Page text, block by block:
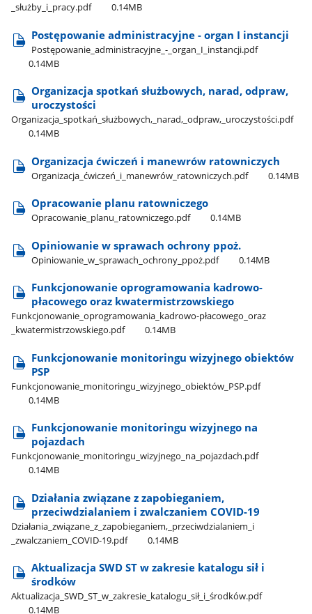
_służby​_i​_pracy.pdf
0.14MB
Postępowanie administracyjne - organ I instancji
Postępowanie​_administracyjne​_-​_organ​_I​_instancji.pdf
0.14MB
Organizacja spotkań służbowych, narad, odpraw,
uroczystości
Organizacja​_spotkań​_służbowych,​_narad,​_odpraw,​_uroczystości.pdf
0.14MB
Organizacja ćwiczeń i manewrów ratowniczych
Organizacja​_ćwiczeń​_i​_manewrów​_ratowniczych.pdf 0.14MB
Opracowanie planu ratowniczego
Opracowanie​_planu​_ratowniczego.pdf 0.14MB
Opiniowanie w sprawach ochrony ppoż.
Opiniowanie​_w​_sprawach​_ochrony​_ppoż.pdf 0.14MB
Funkcjonowanie oprogramowania kadrowo-
płacowego oraz kwatermistrzowskiego
Funkcjonowanie​_oprogramowania​_kadrowo-płacowego​_oraz​
_kwatermistrzowskiego.pdf
0.14MB
Funkcjonowanie monitoringu wizyjnego obiektów
PSP
Funkcjonowanie​_monitoringu​_wizyjnego​_obiektów​_PSP.pdf
0.14MB
Funkcjonowanie monitoringu wizyjnego na
pojazdach
Funkcjonowanie​_monitoringu​_wizyjnego​_na​_pojazdach.pdf
0.14MB
Działania związane z zapobieganiem,
przeciwdzialaniem i zwalczaniem COVID-19
Działania​_związane​_z​_zapobieganiem,​_przeciwdzialaniem​_i​
_zwalczaniem​_COVID-19.pdf
0.14MB
Aktualizacja SWD ST w zakresie katalogu sił i
środków
Aktualizacja​_SWD​_ST​_w​_zakresie​_katalogu​_sił​_i​_środków.pdf
0.14MB